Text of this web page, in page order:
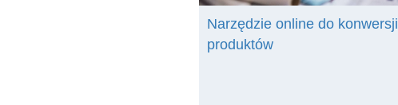
Narzędzie online do konwersji
produktów